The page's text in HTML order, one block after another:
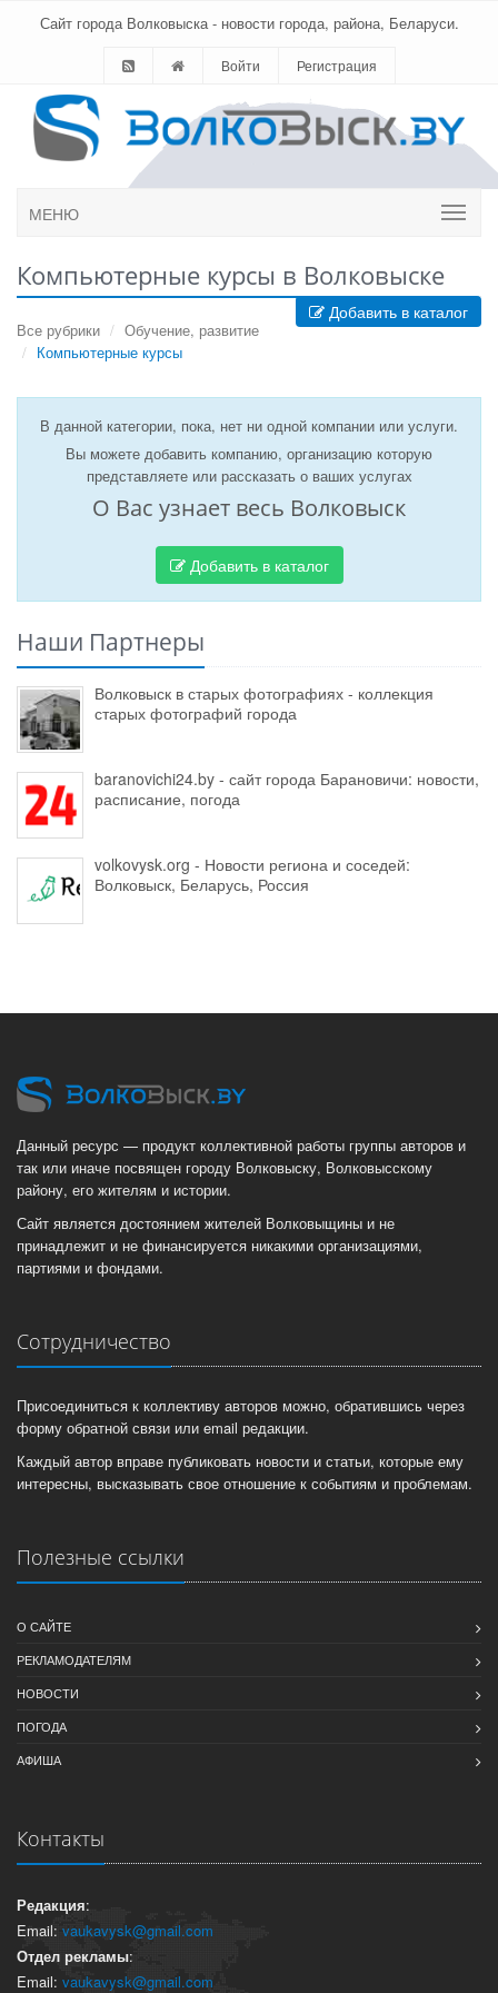
Сайт города Волковыска - новости города, района, Беларуси.
Войти Регистрация
МЕНЮ
Компьютерные курсы в Волковыске
Добавить в каталог
Все рубрики
Обучение, развитие
Компьютерные курсы
В данной категории, пока, нет ни одной компании или услуги.
Вы можете добавить компанию, организацию которую
представляете или рассказать о ваших услугах
О Вас узнает весь Волковыск
Добавить в каталог
Наши Партнеры
Волковыск в старых фотографиях - коллекция
старых фотографий города
baranovichi24.by - сайт города Барановичи: новости,
расписание, погода
volkovysk.org - Новости региона и соседей:
Волковыск, Беларусь, Россия
Данный ресурс — продукт коллективной работы группы авторов и
так или иначе посвящен городу Волковыску, Волковысскому
району, его жителям и истории.
Сайт является достоянием жителей Волковыщины и не
принадлежит и не финансируется никакими организациями,
партиями и фондами.
Сотрудничество
Присоединиться к коллективу авторов можно, обратившись через
форму обратной связи или email редакции.
Каждый автор вправе публиковать новости и статьи, которые ему
интересны, высказывать свое отношение к событиям и проблемам.
Полезные ссылки
О САЙТЕ
РЕКЛАМОДАТЕЛЯМ
НОВОСТИ
ПОГОДА
АФИША
Контакты
Редакция:
Email: vaukavysk@gmail.com
Отдел рекламы:
Email: vaukavysk@gmail.com